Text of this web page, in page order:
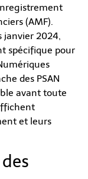
(AMF).
janvier 2024,
spécifique pour
des PSAN
avant toute
et leurs